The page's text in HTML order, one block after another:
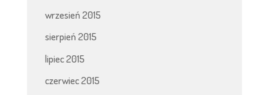
wrzesień 2015
sierpień 2015
lipiec 2015
czerwiec 2015